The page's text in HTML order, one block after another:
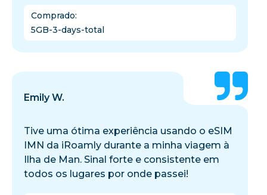
Comprado:
5GB-3-days-total
Emily W.
Tive uma ótima experiência usando o eSIM
IMN da iRoamly durante a minha viagem à
Ilha de Man. Sinal forte e consistente em
todos os lugares por onde passei!